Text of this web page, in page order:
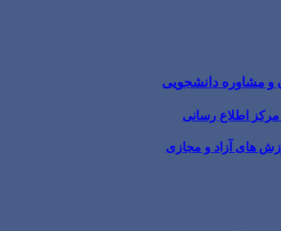
و مشاوره دانشجویی
مرکز اطلاع رسانی
های آزاد و مجازی